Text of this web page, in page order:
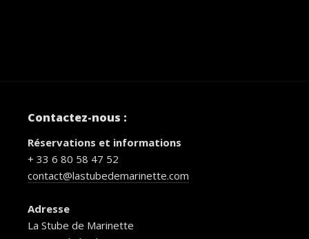
Contactez-nous :
Réservations et informations
+ 33 6 80 58 47 52
contact@lastubedemarinette.com
Adresse
La Stube de Marinette